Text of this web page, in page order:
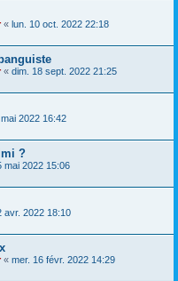
« lun. 10 oct. 2022 22:18
« dim. 18 sept. 2022 21:25
2022 16:42
?
mai 2022 15:06
avr. 2022 18:10
« mer. 16 févr. 2022 14:29